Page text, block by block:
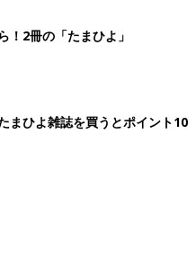
チャをオーナメントに使っ
が可愛らしいですよね。大
らではのポイントですね！
！2冊の「たまひよ」
まひよ雑誌を買うとポイント10